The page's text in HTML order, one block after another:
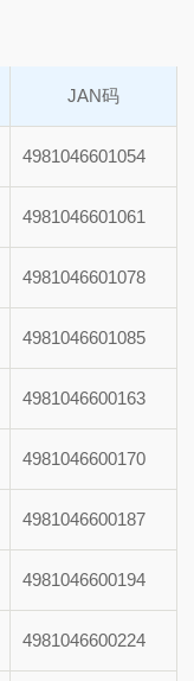
JAN码
4981046601054
4981046601061
4981046601078
4981046601085
4981046600163
4981046600170
4981046600187
4981046600194
4981046600224